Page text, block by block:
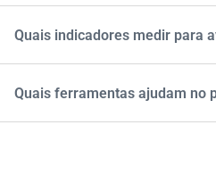
com promoções e descontos
- Oferecer produtos
de ofertas. - Ignorar histórico e
Quais indicadores medir para
- Ticket médio (valor médio por
conversão das ofertas. -
feedbacks).
Quais ferramentas ajudam no